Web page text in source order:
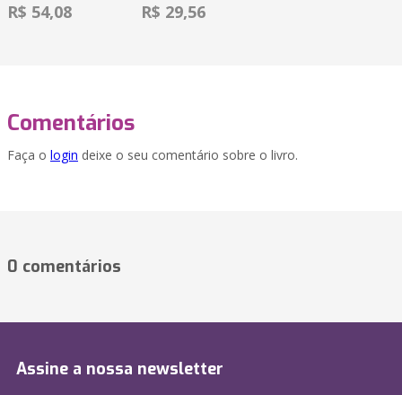
R$ 54,08 R$ 29,56
Comentários
Faça o login deixe o seu comentário sobre o livro.
0 comentários
Assine a nossa newsletter